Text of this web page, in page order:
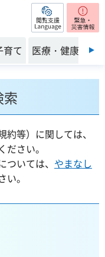
閲覧支援
育て 医療・健康・福
等）に関しては、
ださい。
いては、 やまなし
い。